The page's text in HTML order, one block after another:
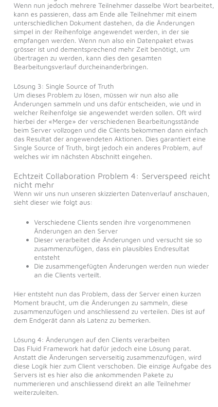
Wenn nun jedoch mehrere Teilnehmer dasselbe Wort bearbeitet,
kann es passieren, dass am Ende alle Teilnehmer mit einem
unterschiedlichen Dokument dastehen, da die Änderungen
simpel in der Reihenfolge angewendet werden, in der sie
empfangen werden. Wenn nun also ein Datenpaket etwas
grösser ist und dementsprechend mehr Zeit benötigt, um
übertragen zu werden, kann dies den gesamten
Bearbeitungsverlauf durcheinanderbringen.
Lösung 3: Single Source of Truth
Um dieses Problem zu lösen, müssen wir nun also alle
Änderungen sammeln und uns dafür entscheiden, wie und in
welcher Reihenfolge sie angewendet werden sollen. Oft wird
hierbei der «Merge» der verschiedenen Bearbeitungsstände
beim Server vollzogen und die Clients bekommen dann einfach
das Resultat der angewendeten Aktionen. Dies garantiert eine
Single Source of Truth, birgt jedoch ein anderes Problem, auf
welches wir im nächsten Abschnitt eingehen.
Echtzeit Collaboration Problem 4: Serverspeed reicht
nicht mehr
Wenn wir uns nun unseren skizzierten Datenverlauf anschauen,
sieht dieser wie folgt aus:
Verschiedene Clients senden ihre vorgenommenen
Änderungen an den Server
Dieser verarbeitet die Änderungen und versucht sie so
zusammenzufügen, dass ein plausibles Endresultat
entsteht
Die zusammengefügten Änderungen werden nun wieder
an die Clients verteilt.
Hier entsteht nun das Problem, dass der Server einen kurzen
Moment braucht, um die Änderungen zu sammeln, diese
zusammenzufügen und anschliessend zu verteilen. Dies ist auf
dem Endgerät dann als Latenz zu bemerken.
Lösung 4: Änderungen auf den Clients verarbeiten
Das Fluid Framework hat dafür jedoch eine Lösung parat.
Anstatt die Änderungen serverseitig zusammenzufügen, wird
diese Logik hier zum Client verschoben. Die einzige Aufgabe des
Servers ist es hier also die ankommenden Pakete zu
nummerieren und anschliessend direkt an alle Teilnehmer
weiterzuleiten.